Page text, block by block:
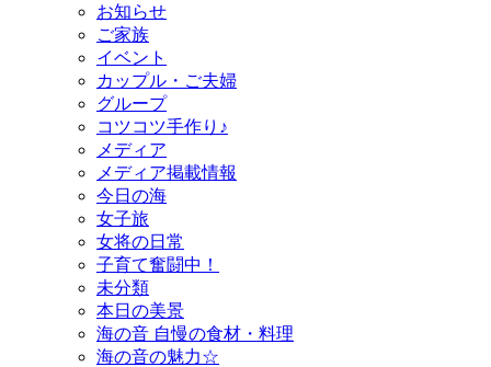
お知らせ
ご家族
イベント
カップル・ご夫婦
グループ
コツコツ手作り♪
メディア
メディア掲載情報
今日の海
女子旅
女将の日常
子育て奮闘中！
未分類
本日の美景
海の音 自慢の食材・料理
海の音の魅力☆